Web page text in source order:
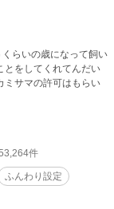
らいの歳になって飼い
とをしてくれてんだい
ミサマの許可はもらい
件
ふんわり設定